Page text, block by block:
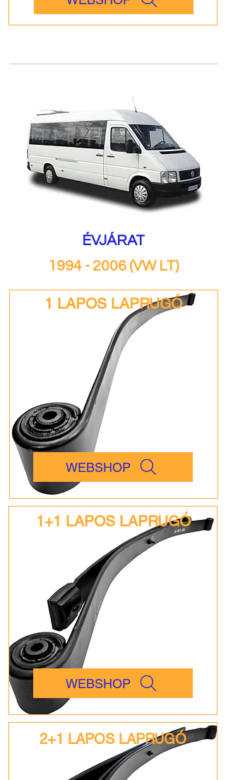
ÉVJÁRAT
1994 - 2006 (VW LT)
1 LAPOS LAPRUGÓ
WEBSHOP
1+1 LAPOS LAPRUGÓ
WEBSHOP
2+1 LAPOS LAPRUGÓ